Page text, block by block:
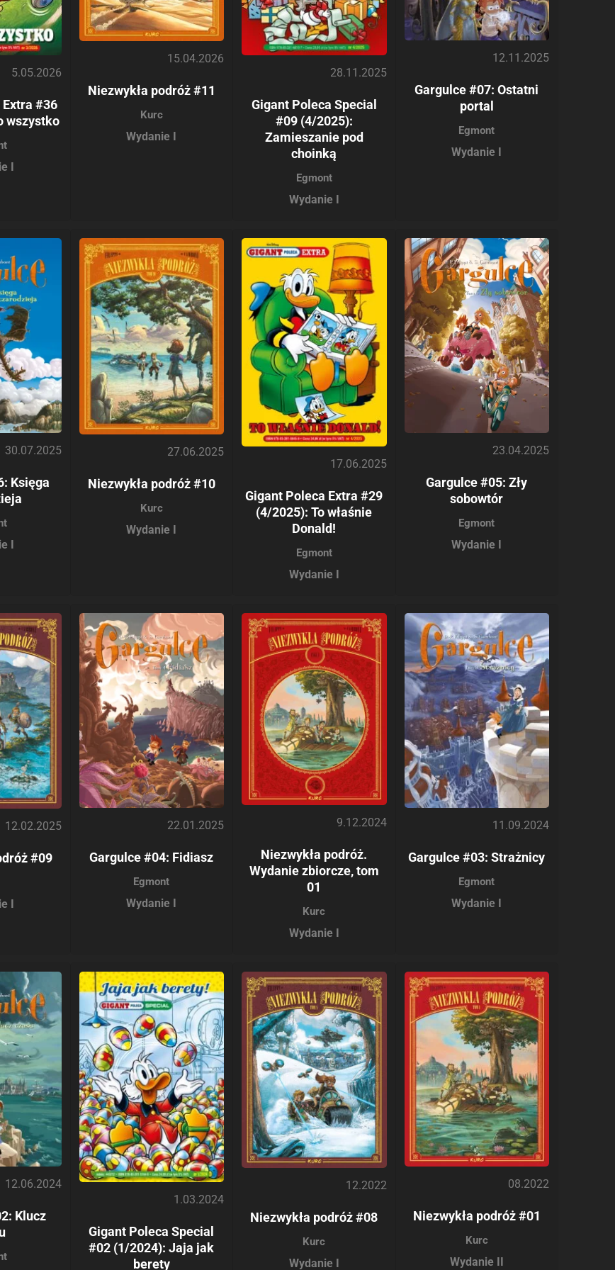
5.05.2026
#36
wszystko
I
15.04.2026
Niezwykła podróż #11
Kurc
Wydanie I
28.11.2025
Gigant Poleca Special
#09 (4/2025):
Zamieszanie pod
choinką
Egmont
Wydanie I
12.11.2025
Gargulce #07: Ostatni
portal
Egmont
Wydanie I
30.07.2025
Księga
I
27.06.2025
Niezwykła podróż #10
Kurc
Wydanie I
17.06.2025
Gigant Poleca Extra #29
(4/2025): To właśnie
Donald!
Egmont
Wydanie I
23.04.2025
Gargulce #05: Zły
sobowtór
Egmont
Wydanie I
12.02.2025
#09
I
22.01.2025
Gargulce #04: Fidiasz
Egmont
Wydanie I
9.12.2024
Niezwykła podróż.
Wydanie zbiorcze, tom
01
Kurc
Wydanie I
11.09.2024
Gargulce #03: Strażnicy
Egmont
Wydanie I
12.06.2024
Klucz
1.03.2024
Gigant Poleca Special
#02 (1/2024): Jaja jak
berety
12.2022
Niezwykła podróż #08
Kurc
Wydanie I
08.2022
Niezwykła podróż #01
Kurc
Wydanie II